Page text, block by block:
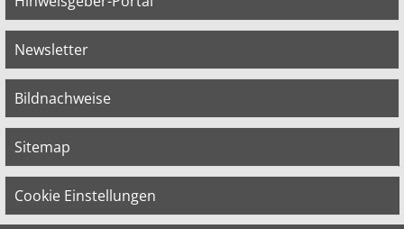
Newsletter
Bildnachweise
Sitemap
Cookie Einstellungen